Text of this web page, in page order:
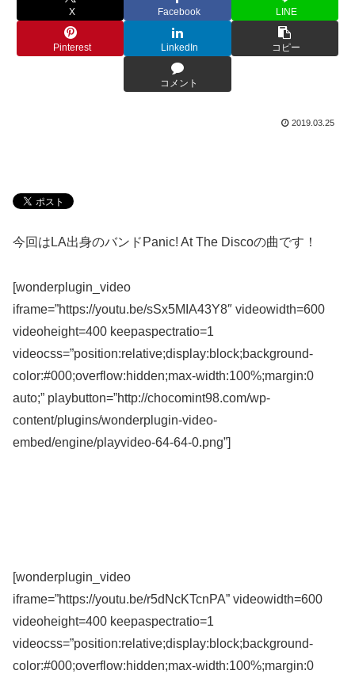
X Facebook LINE
Pinterest LinkedIn コピー
コメント
2019.03.25
今回はLA出身のバンドPanic! At The Discoの曲です！
[wonderplugin_video
iframe=”https://youtu.be/sSx5MIA43Y8″ videowidth=600
videoheight=400 keepaspectratio=1
videocss=”position:relative;display:block;background-
color:#000;overflow:hidden;max-width:100%;margin:0
auto;” playbutton=”http://chocomint98.com/wp-
content/plugins/wonderplugin-video-
embed/engine/playvideo-64-64-0.png”]
[wonderplugin_video
iframe=”https://youtu.be/r5dNcKTcnPA” videowidth=600
videoheight=400 keepaspectratio=1
videocss=”position:relative;display:block;background-
color:#000;overflow:hidden;max-width:100%;margin:0